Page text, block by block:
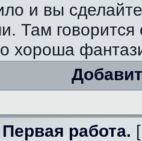
и вы
Там говорится
хороша
Первая работа.